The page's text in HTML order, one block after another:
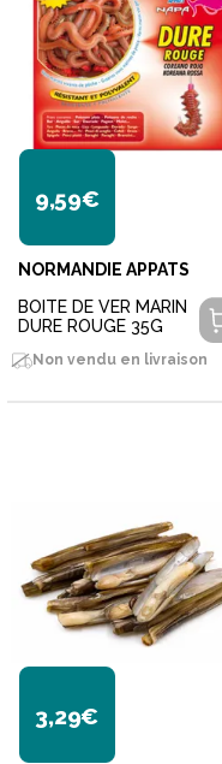
9,59€
NORMANDIE APPATS
BOITE DE VER MARIN
DURE ROUGE 35G
Non vendu en livraison
3,29€